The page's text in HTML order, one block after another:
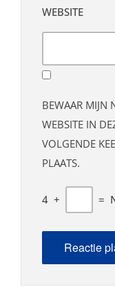
WEBSITE
BEWAAR MIJN
WEBSITE IN
VOLGENDE
PLAATS.
4 + =